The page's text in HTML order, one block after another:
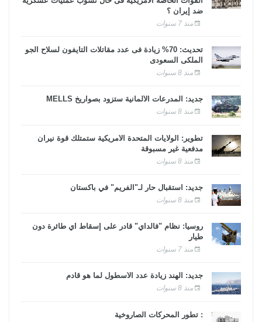
ضد إيران ؟
منذ 7 سنوات
تحديث: 70% زيادة فى عدد مقاتلات التايفون لسلاح الجو
الملكى السعودى
منذ 8 سنوات
جديد: المدرعات الألمانية ستزود بصواريخ MELLS
منذ 8 سنوات
تطوير: الولايات المتحدة الأمريكية ستمتلك قوة نيران
مدفعية غير مسبوقة
منذ 8 سنوات
جديد: استقبال حار لـ"الفريم" في باكستان
منذ 8 سنوات
روسيا: نظام "فالداي" قادر على إسقاط أي طائرة دون
طيار
منذ 7 سنوات
جديد: الهند زيادة عدد الأسطول لما هو قادم
منذ 8 سنوات
: تطور المحركات الصاروخية